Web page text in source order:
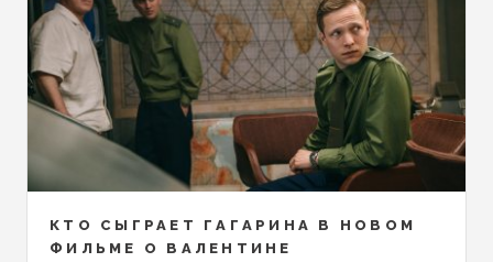
КТО СЫГРАЕТ ГАГАРИНА В НОВОМ
ФИЛЬМЕ О ВАЛЕНТИНЕ